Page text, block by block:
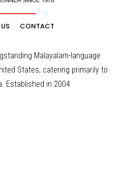
CONTACT
Malayalam-language
States, catering primarily to
Established in 2004